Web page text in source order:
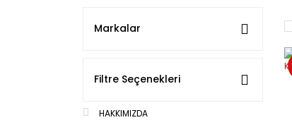
Markalar
Filtre Seçenekleri
HAKKIMIZDA